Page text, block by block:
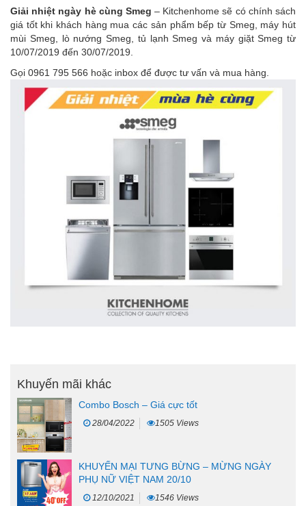
Giải nhiệt ngày hè cùng Smeg – Kitchenhome sẽ có chính sách
giá tốt khi khách hàng mua các sản phẩm bếp từ Smeg, máy hút
mùi Smeg, lò nướng Smeg, tủ lạnh Smeg và máy giặt Smeg từ
10/07/2019 đến 30/07/2019.
Gọi 0961 795 566 hoặc inbox để được tư vấn và mua hàng.
Khuyến mãi khác
Combo Bosch – Giá cực tốt
28/04/2022 1505 Views
KHUYẾN MẠI TƯNG BỪNG – MỪNG NGÀY
PHỤ NỮ VIỆT NAM 20/10
12/10/2021 1546 Views